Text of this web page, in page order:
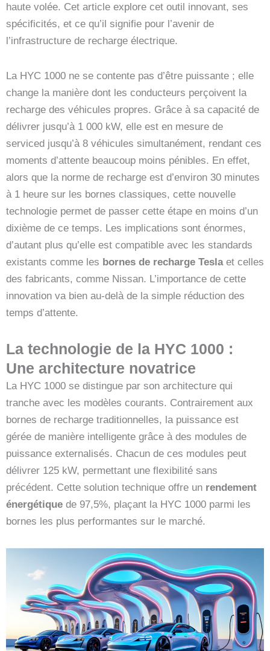
haute volée. Cet article explore cet outil innovant, ses
spécificités, et ce qu’il signifie pour l’avenir de
l’infrastructure de recharge électrique.
La HYC 1000 ne se contente pas d’être puissante ; elle
change la manière dont les conducteurs perçoivent la
recharge des véhicules propres. Grâce à sa capacité de
délivrer jusqu’à 1 000 kW, elle est en mesure de
serviced jusqu’à 8 véhicules simultanément, rendant ces
moments d’attente beaucoup moins pénibles. En effet,
alors que la norme de recharge est d’environ 30 minutes
à 1 heure sur les bornes classiques, cette nouvelle
technologie permet de passer cette étape en moins d’un
dixième de ce temps. Les implications sont énormes,
d’autant plus qu’elle est compatible avec les standards
existants comme les bornes de recharge Teslaet celles
des fabricants, comme Nissan. L’importance de cette
innovation va bien au-delà de la simple réduction des
temps d’attente.
La technologie de la HYC 1000 :
Une architecture novatrice
La HYC 1000 se distingue par son architecture qui
tranche avec les modèles courants. Contrairement aux
bornes de recharge traditionnelles, la puissance est
gérée de manière intelligente grâce à des modules de
puissance externalisés. Chacun de ces modules peut
délivrer 125 kW, permettant une flexibilité sans
précédent. Cette solution technique offre un rendement
énergétique de 97,5%, plaçant la HYC 1000 parmi les
bornes les plus performantes sur le marché.